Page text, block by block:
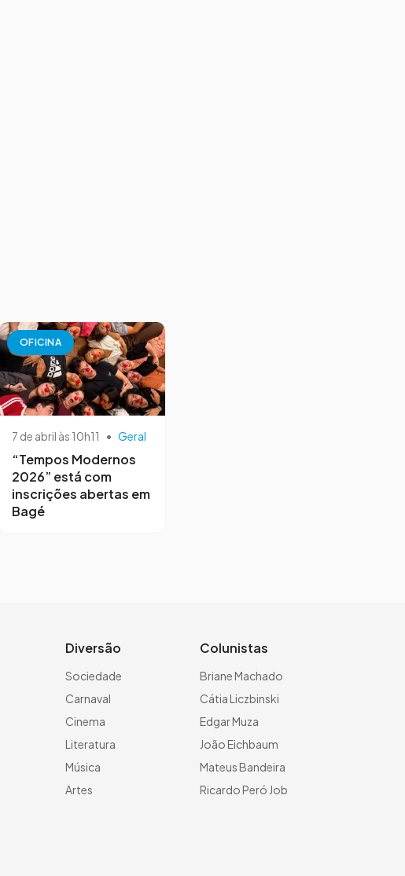
OFICINA
7 de abril às 10h11 • Geral
“Tempos Modernos
2026” está com
inscrições abertas em
Bagé
Diversão
Sociedade
Carnaval
Cinema
Literatura
Música
Artes
Colunistas
Briane Machado
Cátia Liczbinski
Edgar Muza
João Eichbaum
Mateus Bandeira
Ricardo Peró Job